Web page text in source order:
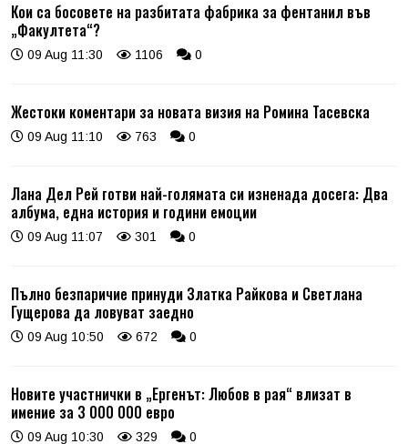
Кои са босовете на разбитата фабрика за фентанил във
„Факултета“?
09 Aug 11:30 1106 0
Жестоки коментари за новата визия на Ромина Тасевска
09 Aug 11:10 763 0
Лана Дел Рей готви най-голямата си изненада досега: Два
албума, една история и години емоции
09 Aug 11:07 301 0
Пълно безпаричие принуди Златка Райкова и Светлана
Гущерова да ловуват заедно
09 Aug 10:50 672 0
Новите участнички в „Ергенът: Любов в рая“ влизат в
имение за 3 000 000 евро
09 Aug 10:30 329 0